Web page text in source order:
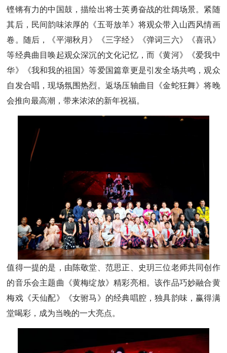
铿锵有力的中国鼓，描绘出将士英勇奋战的壮阔场景。紧随
其后，民间韵味浓厚的《五哥放羊》将观众带入山西风情画
卷。随后，《平湖秋月》《三字经》《弹词三六》《喜讯》
等经典曲目唤起观众深沉的文化记忆，而《黄河》《爱我中
华》《我和我的祖国》等爱国篇章更是引发全场共鸣，观众
自发合唱，现场氛围热烈。返场压轴曲目《金蛇狂舞》将晚
会推向最高潮，带来浓浓的新年祝福。
值得一提的是，由陈敬堂、范思正、史玥三位老师共同创作
的音乐会主题曲《黄梅绽放》精彩亮相。该作品巧妙融合黄
梅戏《天仙配》《女驸马》的经典唱腔，独具韵味，赢得满
堂喝彩，成为当晚的一大亮点。